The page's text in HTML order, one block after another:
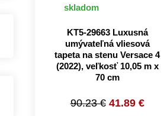
skladom
KT5-29663 Luxusná
umývateľná vliesová
tapeta na stenu Versace 4
(2022), veľkosť 10,05 m x
70 cm
90.23 € 41.89 €